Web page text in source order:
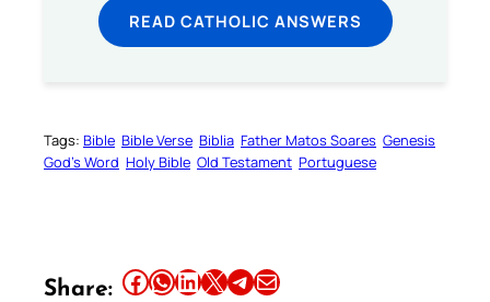
READ CATHOLIC ANSWERS
Tags: Bible Bible Verse Biblia Father Matos Soares Genesis
God’s Word Holy Bible Old Testament Portuguese
Share: Share this article on Facebook Share this article on WhatsApp Share this article on LinkedIn Share this article on X Share this article on TelegramEmail this Article